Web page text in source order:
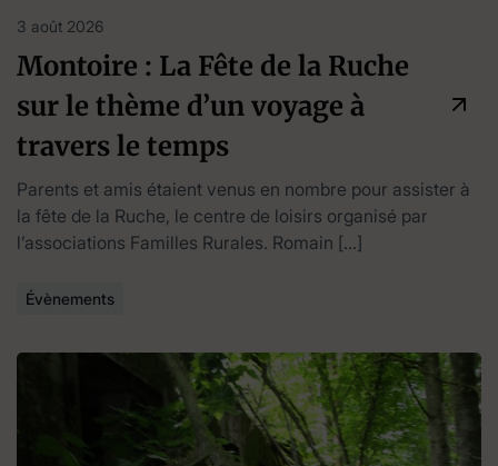
3 août 2026
Montoire : La Fête de la Ruche
sur le thème d’un voyage à
travers le temps
Parents et amis étaient venus en nombre pour assister à
la fête de la Ruche, le centre de loisirs organisé par
l’associations Familles Rurales. Romain […]
Évènements